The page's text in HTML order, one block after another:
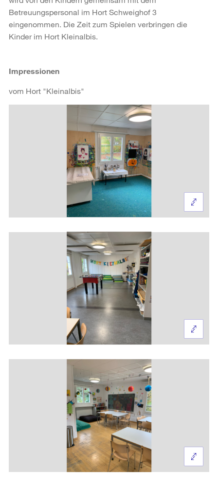
Betreuungspersonal im Hort Schweighof 3
eingenommen. Die Zeit zum Spielen verbringen die
Kinder im Hort Kleinalbis.
Impressionen
vom Hort "Kleinalbis"